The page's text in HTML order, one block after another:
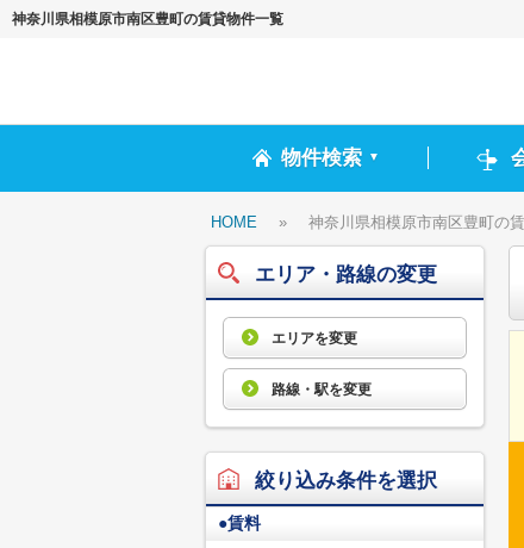
神奈川県相模原市南区豊町の賃貸物件一覧
物件検索 ▼
HOME » 神奈川県相模原市南区豊町の
エリア・路線の変更
エリアを変更
路線・駅を変更
絞り込み条件を選択
●賃料